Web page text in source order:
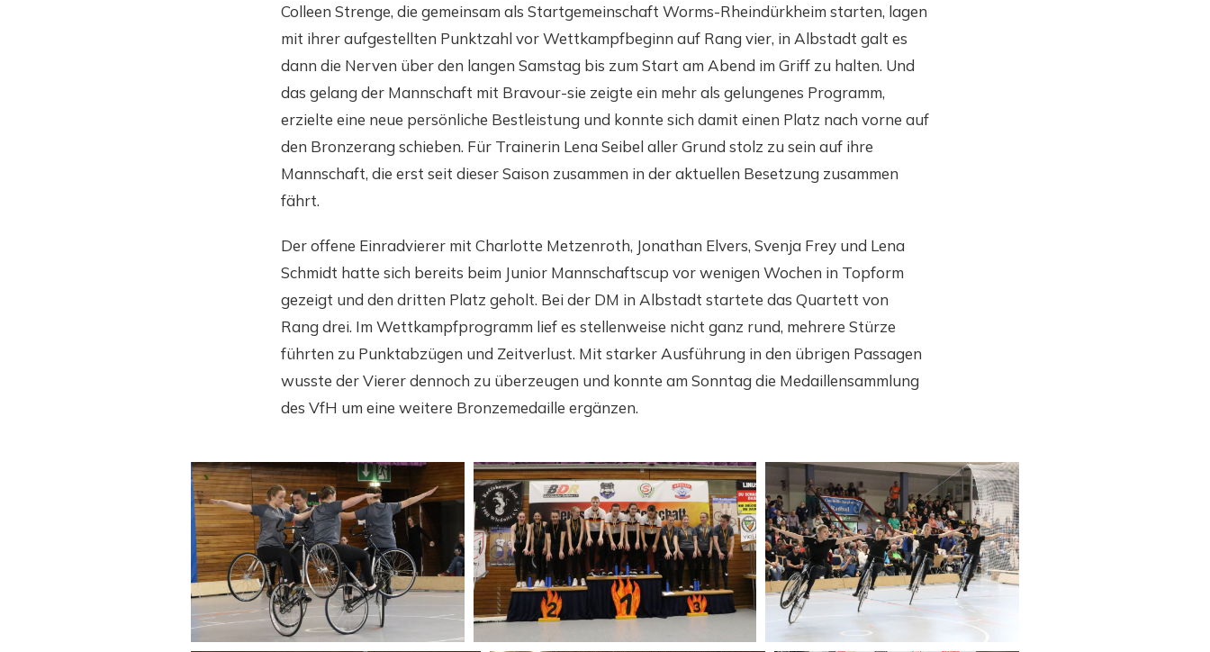
Colleen Strenge, die gemeinsam als Startgemeinschaft Worms-Rheindürkheim starten, lagen
mit ihrer aufgestellten Punktzahl vor Wettkampfbeginn auf Rang vier, in Albstadt galt es
dann die Nerven über den langen Samstag bis zum Start am Abend im Griff zu halten. Und
das gelang der Mannschaft mit Bravour-sie zeigte ein mehr als gelungenes Programm,
erzielte eine neue persönliche Bestleistung und konnte sich damit einen Platz nach vorne auf
den Bronzerang schieben. Für Trainerin Lena Seibel aller Grund stolz zu sein auf ihre
Mannschaft, die erst seit dieser Saison zusammen in der aktuellen Besetzung zusammen
fährt.
Der offene Einradvierer mit Charlotte Metzenroth, Jonathan Elvers, Svenja Frey und Lena
Schmidt hatte sich bereits beim Junior Mannschaftscup vor wenigen Wochen in Topform
gezeigt und den dritten Platz geholt. Bei der DM in Albstadt startete das Quartett von
Rang drei. Im Wettkampfprogramm lief es stellenweise nicht ganz rund, mehrere Stürze
führten zu Punktabzügen und Zeitverlust. Mit starker Ausführung in den übrigen Passagen
wusste der Vierer dennoch zu überzeugen und konnte am Sonntag die Medaillensammlung
des VfH um eine weitere Bronzemedaille ergänzen.